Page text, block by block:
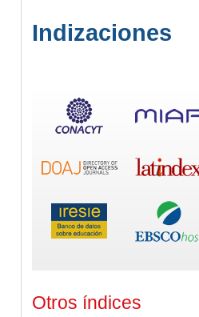
Indizaciones
Otros índices